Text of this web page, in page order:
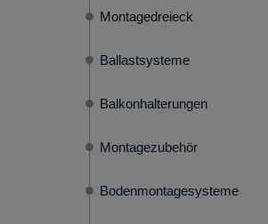
Montagedreieck
Ballastsysteme
Balkonhalterungen
Montagezubehör
Bodenmontagesysteme